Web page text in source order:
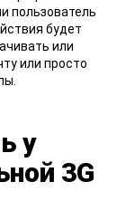
пользователь
будет
или
или просто
у
3G